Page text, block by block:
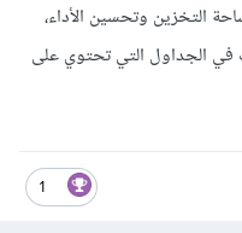
التخزين وتحسين الأداء،
الجداول التي تحتوي على
1